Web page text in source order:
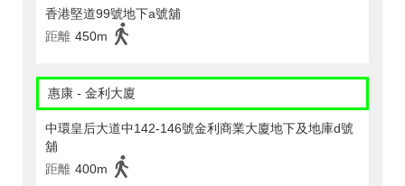
香港堅道99號地下a號舖
距離 450m
惠康 - 金利大廈
中環皇后大道中142-146號金利商業大廈地下及地庫d號
舖
距離 400m